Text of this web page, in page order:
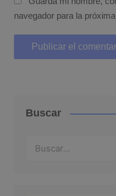
navegador para la
Buscar